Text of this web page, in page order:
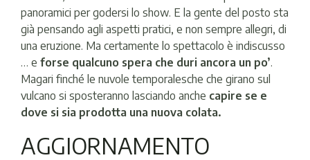
panoramici per godersi lo show. E la gente del posto sta
già pensando agli aspetti pratici, e non sempre allegri, di
una eruzione. Ma certamente lo spettacolo è indiscusso
… e forse qualcuno spera che duri ancora un po’.
Magari finché le nuvole temporalesche che girano sul
vulcano si sposteranno lasciando anche capire se e
dove si sia prodotta una nuova colata.
AGGIORNAMENTO